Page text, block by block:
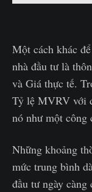
Một cách khác
nhà đầu tư là
và Giá thực tế.
Tỷ lệ MVRV với
nó như một công
Những khoảng
mức trung bình
đầu tư ngày